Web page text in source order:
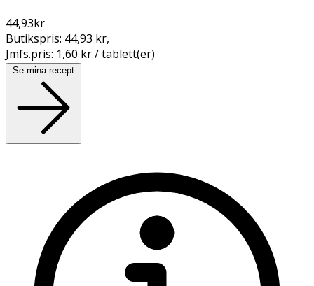
44,93kr
Butikspris: 44,93 kr,
Jmfs.pris: 1,60 kr / tablett(er)
Se mina recept